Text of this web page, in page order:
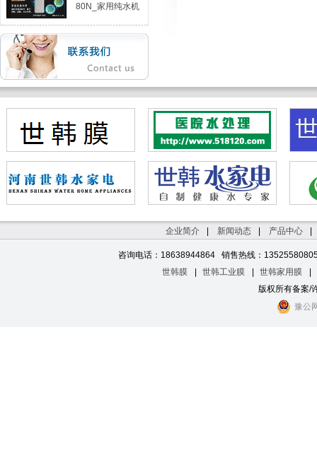
80N_家用纯水机
河南世韩水家电 世韩官网 世韩水网 大河水网 世韩纯水机
水处理
世韩CSM反渗透膜世韩净水机
净水机招
湖南水处理 陕西水处理设备 濮阳纯水机
安阳纯
企业简介 新闻动态 产品中心
咨询电话：18638944864 销售热线：
世韩膜
世韩工业膜 世韩家用膜
版权所有备案/
豫公